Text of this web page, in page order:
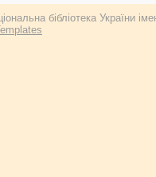
бібліотека України